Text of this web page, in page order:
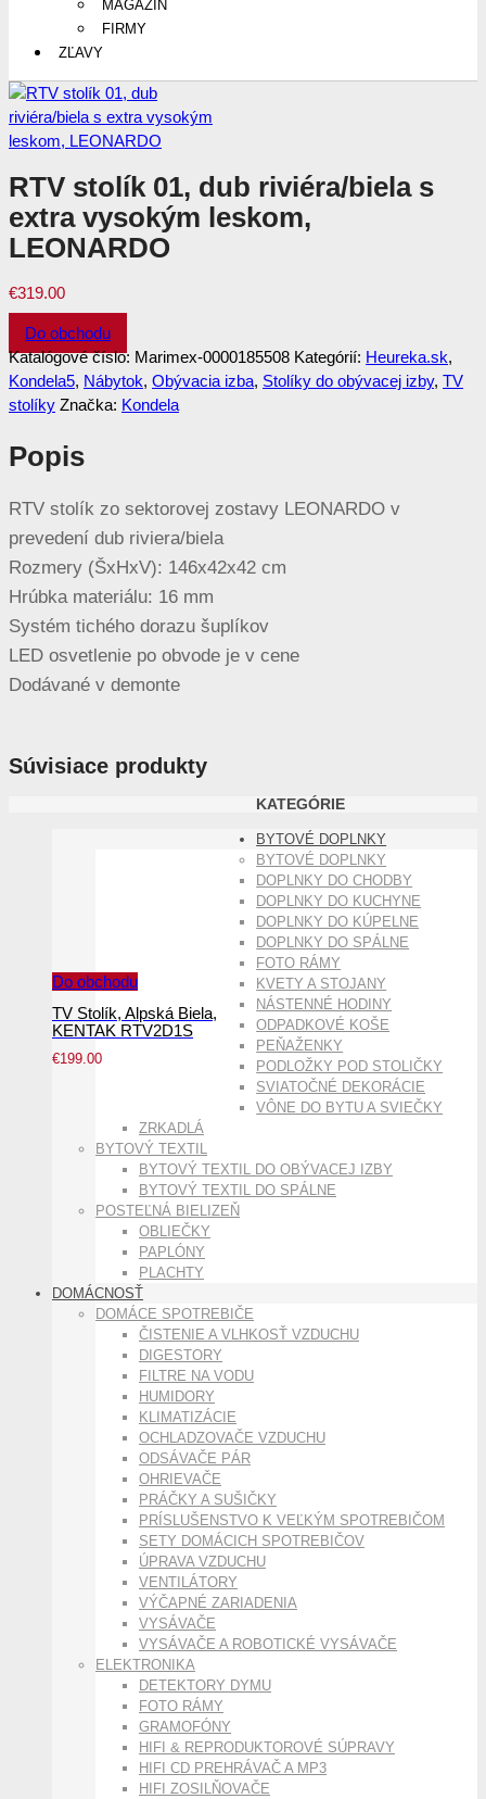
MAGAZÍN
FIRMY
ZĽAVY
RTV stolík 01, dub riviéra/biela s
extra vysokým leskom,
LEONARDO
€319.00
Do obchodu
Katalógové číslo: Marimex-0000185508 Kategórií: Heureka.sk,
Kondela5, Nábytok, Obývacia izba, Stolíky do obývacej izby, TV
stolíky Značka: Kondela
Popis
RTV stolík zo sektorovej zostavy LEONARDO v
prevedení dub riviera/biela
Rozmery (ŠxHxV): 146x42x42 cm
Hrúbka materiálu: 16 mm
Systém tichého dorazu šuplíkov
LED osvetlenie po obvode je v cene
Dodávané v demonte
Súvisiace produkty
Do obchodu
TV Stolík, Alpská Biela,
KENTAK RTV2D1S
€199.00
KATEGÓRIE
BYTOVÉ DOPLNKY
BYTOVÉ DOPLNKY
DOPLNKY DO CHODBY
DOPLNKY DO KUCHYNE
DOPLNKY DO KÚPELNE
DOPLNKY DO SPÁLNE
FOTO RÁMY
KVETY A STOJANY
NÁSTENNÉ HODINY
ODPADKOVÉ KOŠE
PEŇAŽENKY
PODLOŽKY POD STOLIČKY
SVIATOČNÉ DEKORÁCIE
VÔNE DO BYTU A SVIEČKY
ZRKADLÁ
BYTOVÝ TEXTIL
BYTOVÝ TEXTIL DO OBÝVACEJ IZBY
BYTOVÝ TEXTIL DO SPÁLNE
POSTEĽNÁ BIELIZEŇ
OBLIEČKY
PAPLÓNY
PLACHTY
DOMÁCNOSŤ
DOMÁCE SPOTREBIČE
ČISTENIE A VLHKOSŤ VZDUCHU
DIGESTORY
FILTRE NA VODU
HUMIDORY
KLIMATIZÁCIE
OCHLADZOVAČE VZDUCHU
ODSÁVAČE PÁR
OHRIEVAČE
PRÁČKY A SUŠIČKY
PRÍSLUŠENSTVO K VEĽKÝM SPOTREBIČOM
SETY DOMÁCICH SPOTREBIČOV
ÚPRAVA VZDUCHU
VENTILÁTORY
VÝČAPNÉ ZARIADENIA
VYSÁVAČE
VYSÁVAČE A ROBOTICKÉ VYSÁVAČE
ELEKTRONIKA
DETEKTORY DYMU
FOTO RÁMY
GRAMOFÓNY
HIFI & REPRODUKTOROVÉ SÚPRAVY
HIFI CD PREHRÁVAČ A MP3
HIFI ZOSILŇOVAČE